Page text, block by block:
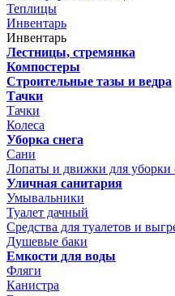
Теплицы
Инвентарь
Инвентарь
Лестницы, стремянка
Компостеры
Строительные тазы и ведра
Тачки
Тачки
Колеса
Уборка снега
Сани
Лопаты и движки для уборки
Уличная санитария
Умывальники
Туалет дачный
Средства для туалетов и
Душевые баки
Емкости для воды
Фляги
Канистра